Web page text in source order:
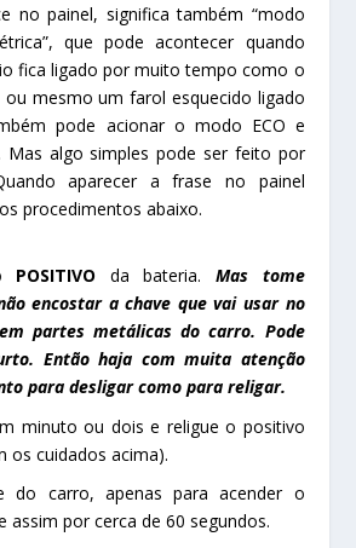
no painel, significa também “modo
que pode acontecer quando
fica ligado por muito tempo como o
mesmo um farol esquecido ligado
pode acionar o modo ECO e
Mas algo simples pode ser feito por
aparecer a frase no painel
procedimentos abaixo.
POSITIVO da bateria. Mas tome
encostar a chave que vai usar no
partes metálicas do carro. Pode
Então haja com muita atenção
para desligar como para religar.
minuto ou dois e religue o positivo
os cuidados acima).
do carro, apenas para acender o
assim por cerca de 60 segundos.